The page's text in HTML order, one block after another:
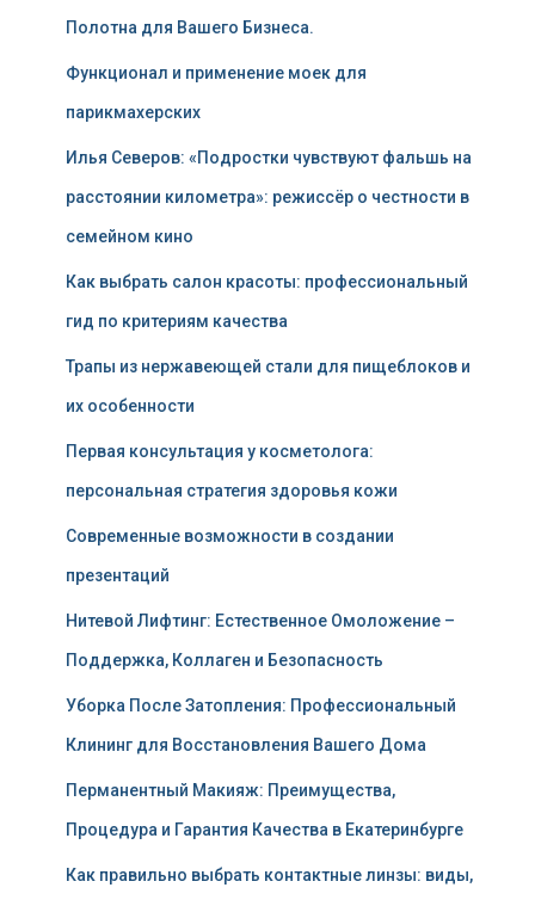
Полотна для Вашего Бизнеса.
Функционал и применение моек для
парикмахерских
Илья Северов: «Подростки чувствуют фальшь на
расстоянии километра»: режиссёр о честности в
семейном кино
Как выбрать салон красоты: профессиональный
гид по критериям качества
Трапы из нержавеющей стали для пищеблоков и
их особенности
Первая консультация у косметолога:
персональная стратегия здоровья кожи
Современные возможности в создании
презентаций
Нитевой Лифтинг: Естественное Омоложение –
Поддержка, Коллаген и Безопасность
Уборка После Затопления: Профессиональный
Клининг для Восстановления Вашего Дома
Перманентный Макияж: Преимущества,
Процедура и Гарантия Качества в Екатеринбурге
Как правильно выбрать контактные линзы: виды,